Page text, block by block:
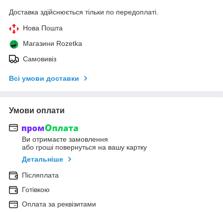
Доставка здійснюється тільки по передоплаті.
Нова Пошта
Магазини Rozetka
Самовивіз
Всі умови доставки
Умови оплати
Ви отримаєте замовлення
або гроші повернуться на вашу картку
Детальніше
Післяплата
Готівкою
Оплата за реквізитами